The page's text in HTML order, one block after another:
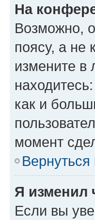
На
Возможно,
поясу, а не
измените в
как и
момент
Вернуться
Я изменил
Если вы